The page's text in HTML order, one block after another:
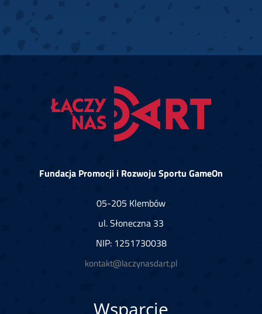
Fundacja Promocji i Rozwoju Sportu GameOn
05-205 Klembów
ul. Słoneczna 33
NIP: 1251730038
kontakt@laczynasdart.pl